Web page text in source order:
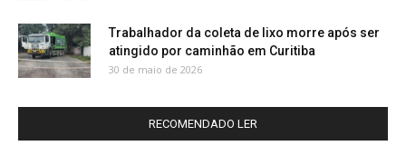
Trabalhador da coleta de lixo morre após ser
atingido por caminhão em Curitiba
30 de maio de 2026
RECOMENDADO LER